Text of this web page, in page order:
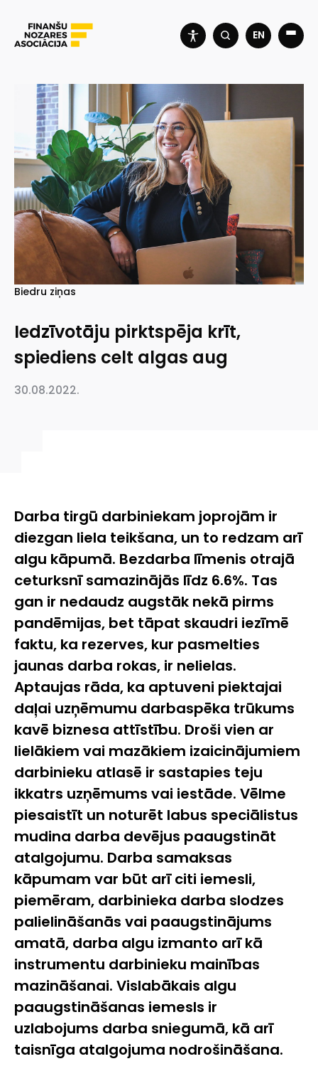
EN
Biedru ziņas
Iedzīvotāju pirktspēja krīt,
spiediens celt algas aug
30.08.2022.
Darba tirgū darbiniekam joprojām ir
diezgan liela teikšana, un to redzam arī
algu kāpumā. Bezdarba līmenis otrajā
ceturksnī samazinājās līdz 6.6%. Tas
gan ir nedaudz augstāk nekā pirms
pandēmijas, bet tāpat skaudri iezīmē
faktu, ka rezerves, kur pasmelties
jaunas darba rokas, ir nelielas.
Aptaujas rāda, ka aptuveni piektajai
daļai uzņēmumu darbaspēka trūkums
kavē biznesa attīstību. Droši vien ar
lielākiem vai mazākiem izaicinājumiem
darbinieku atlasē ir sastapies teju
ikkatrs uzņēmums vai iestāde. Vēlme
piesaistīt un noturēt labus speciālistus
mudina darba devējus paaugstināt
atalgojumu. Darba samaksas
kāpumam var būt arī citi iemesli,
piemēram, darbinieka darba slodzes
palielināšanās vai paaugstinājums
amatā, darba algu izmanto arī kā
instrumentu darbinieku mainības
mazināšanai. Vislabākais algu
paaugstināšanas iemesls ir
uzlabojums darba sniegumā, kā arī
taisnīga atalgojuma nodrošināšana.